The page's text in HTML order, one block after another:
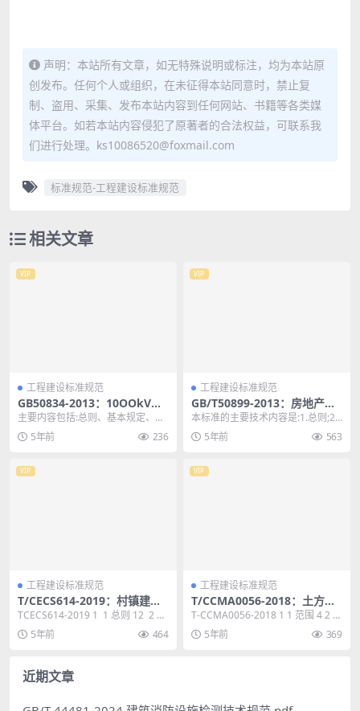
声明：本站所有文章，如无特殊说明或标注，均为本站原
创发布。任何个人或组织，在未征得本站同意时，禁止复
制、盗用、采集、发布本站内容到任何网站、书籍等各类媒
体平台。如若本站内容侵犯了原著者的合法权益，可联系我
们进行处理。ks10086520@foxmail.com
标准规范-工程建设标准规范
相关文章
VIP
工程建设标准规范
GB50834-2013：10OOkV构
支架施工及验收规范
主要内容包括:总则、基本规定、施
工准备、构支架施工、质量验收。
GB50834-...
5年前 236
VIP
工程建设标准规范
GB/T50899-2013：房地产估
价基本术语标准
本标准的主要技术内容是:1.总则;2.
通用术语;3.价格和价值;4.估价原则;
5... 5年前 563
VIP
工程建设标准规范
T/CECS614-2019：村镇建筑
清洁供暖技术规程
TCECS614-2019 1 1 总则 12 2 术
语 13 3 基本规...
5年前 464
VIP
工程建设标准规范
T/CCMA0056-2018：土方机
械液压挖掘机多样本可靠性试
验方法
T-CCMA0056-2018 1 1 范围 4 2 规
范性引用文件 4 3 术...
5年前 369
近期文章